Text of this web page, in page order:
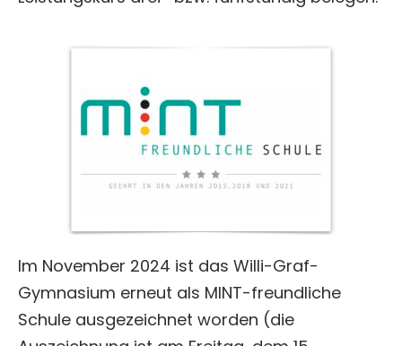
Im November 2024 ist das Willi-Graf-
Gymnasium erneut als MINT-freundliche
Schule ausgezeichnet worden (die